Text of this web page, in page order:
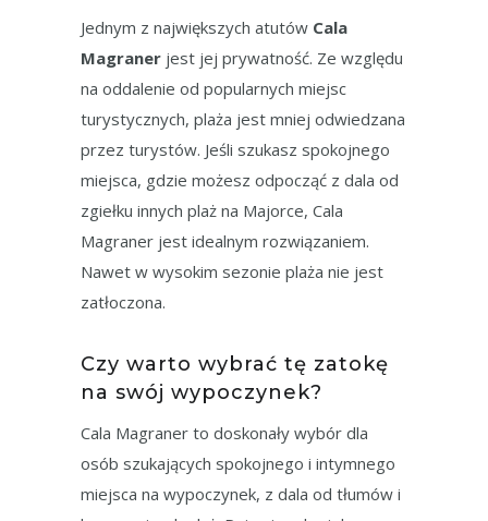
Jednym z największych atutów Cala
Magraner jest jej prywatność. Ze względu
na oddalenie od popularnych miejsc
turystycznych, plaża jest mniej odwiedzana
przez turystów. Jeśli szukasz spokojnego
miejsca, gdzie możesz odpocząć z dala od
zgiełku innych plaż na Majorce, Cala
Magraner jest idealnym rozwiązaniem.
Nawet w wysokim sezonie plaża nie jest
zatłoczona.
Czy warto wybrać tę zatokę
na swój wypoczynek?
Cala Magraner to doskonały wybór dla
osób szukających spokojnego i intymnego
miejsca na wypoczynek, z dala od tłumów i